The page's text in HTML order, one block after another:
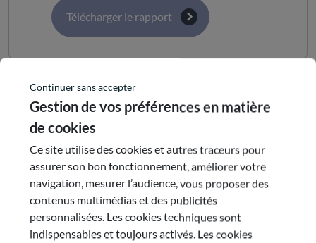
Télécharger le rapport
Document(s)
Rapport complet
Continuer sans accepter
Gestion de vos préférences en matière
de cookies
Ce site utilise des cookies et autres traceurs pour
assurer son bon fonctionnement, améliorer votre
navigation, mesurer l’audience, vous proposer des
contenus multimédias et des publicités
personnalisées. Les cookies techniques sont
indispensables et toujours activés. Les cookies